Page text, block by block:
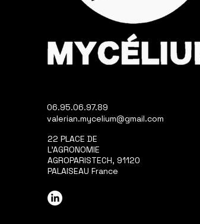
06.95.06.97.89
valerian.mycelium@gmail.com
22 PLACE DE
L'AGRONOMIE
AGROPARISTECH, 91120
PALAISEAU France